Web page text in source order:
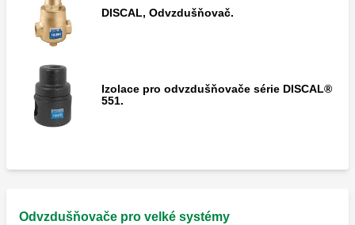
DISCAL, Odvzdušňovač.
Izolace pro odvzdušňovače série DISCAL®
551.
Odvzdušňovače pro velké systémy